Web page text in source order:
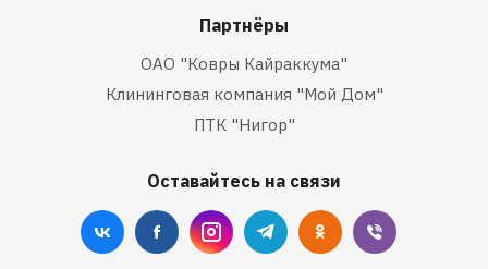
Партнёры
ОАО "Ковры Кайраккума"
Клининговая компания "Мой Дом"
ПТК "Нигор"
Оставайтесь на связи